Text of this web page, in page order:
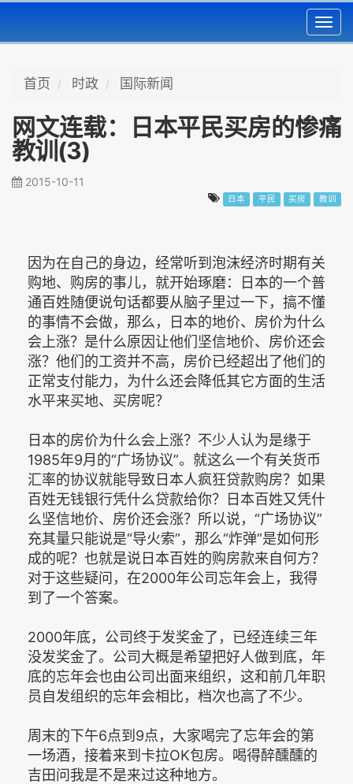
首页 时政 国际新闻
网文连载：日本平民买房的惨痛
教训(3)
2015-10-11
日本 平民 买房 教训
因为在自己的身边，经常听到泡沫经济时期有关
购地、购房的事儿，就开始琢磨：日本的一个普
通百姓随便说句话都要从脑子里过一下，搞不懂
的事情不会做，那么，日本的地价、房价为什么
会上涨？是什么原因让他们坚信地价、房价还会
涨？他们的工资并不高，房价已经超出了他们的
正常支付能力，为什么还会降低其它方面的生活
水平来买地、买房呢？
日本的房价为什么会上涨？不少人认为是缘于
1985年9月的“广场协议”。就这么一个有关货币
汇率的协议就能导致日本人疯狂贷款购房？如果
百姓无钱银行凭什么贷款给你？日本百姓又凭什
么坚信地价、房价还会涨？所以说，“广场协议”
充其量只能说是“导火索”，那么“炸弹”是如何形
成的呢？也就是说日本百姓的购房款来自何方？
对于这些疑问，在2000年公司忘年会上，我得
到了一个答案。
2000年底，公司终于发奖金了，已经连续三年
没发奖金了。公司大概是希望把好人做到底，年
底的忘年会也由公司出面来组织，这和前几年职
员自发组织的忘年会相比，档次也高了不少。
周末的下午6点到9点，大家喝完了忘年会的第
一场酒，接着来到卡拉OK包房。喝得醉醺醺的
吉田问我是不是来过这种地方。